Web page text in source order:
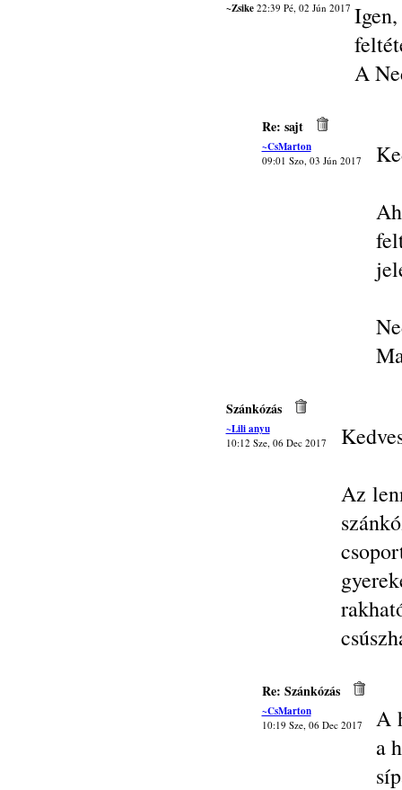
~Zsike22:39 Pé, 02 Jún 2017
A
Re: sajt
~CsMarton
09:01 Szo, 03 Jún 2017
Szánkózás
~Lili anyu
10:12 Sze, 06 Dec 2017
Az
Re: Szánkózás
~CsMarton
10:19 Sze, 06 Dec 2017
A
a